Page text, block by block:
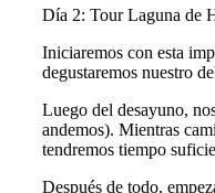
Día 2: Tour Laguna de
Iniciaremos con esta
degustaremos nuestro
Luego del desayuno,
andemos). Mientras
tendremos tiempo
Después de todo,